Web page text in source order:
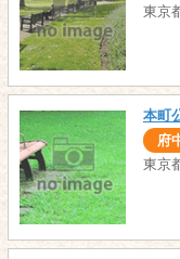
東京
本町
府
東京